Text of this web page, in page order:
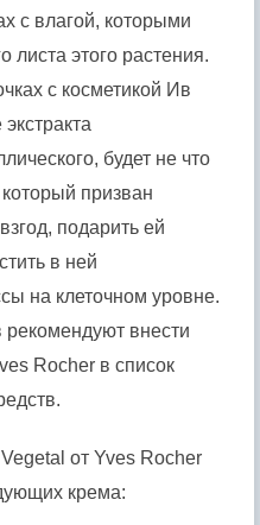
с влагой, которыми
листа этого растения.
с косметикой Ив
будет не что
призван
подарить ей
в ней
на клеточном уровне.
рекомендуют внести
Rocher в список
от Yves Rocher
крема: